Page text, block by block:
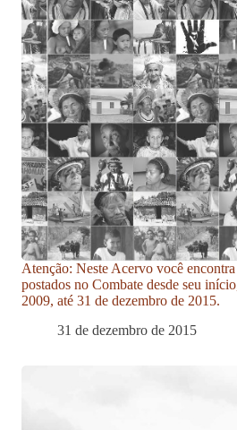
Atenção: Neste Acervo você
postados no Combate desde seu
2009, até 31 de dezembro de 2015.
31 de dezembro de 2015